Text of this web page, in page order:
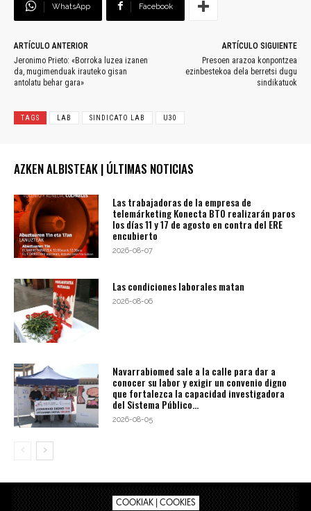
WhatsApp Facebook
ARTÍCULO ANTERIOR
Jeronimo Prieto: «Borroka luzea izanen
da, mugimenduak irauteko gisan
antolatu behar gara»
ARTÍCULO SIGUIENTE
Presoen arazoa konpontzea
ezinbestekoa dela berretsi dugu
sindikatuok
TAGS LAB SINDICATO LAB U30
AZKEN ALBISTEAK | ÚLTIMAS NOTICIAS
Las trabajadoras de la empresa de
telemárketing Konecta BTO realizarán paros
los días 11 y 17 de agosto en contra del ERE
encubierto
2026-08-07
Las condiciones laborales matan
2026-08-06
Navarrabiomed sale a la calle para dar a
conocer su labor y exigir un convenio digno
que fortalezca la capacidad investigadora
del Sistema Público...
2026-08-05
COOKIAK | COOKIES